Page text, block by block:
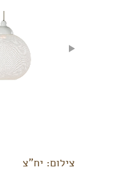
צילום: יח"צ